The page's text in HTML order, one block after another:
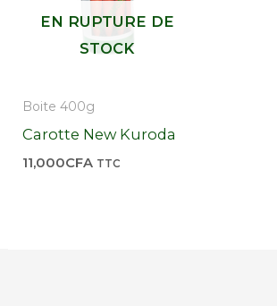
EN RUPTURE DE
STOCK
Boite 400g
Carotte New Kuroda
11,000CFA TTC